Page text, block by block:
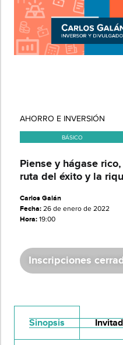
AHORRO E INVERSIÓN
BÁSICO
Piense y hágase
ruta del éxito y la
Carlos Galán
Fecha:26 de enero de 2022
Hora:19:00
Inscripciones
Sinopsis